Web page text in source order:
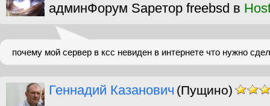
админФорум Sapeтор freebsd в
почему мой сервер в ксс невиден в интернете что нужно
Геннадий Казанович (Пущино)